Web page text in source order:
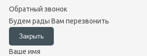
Обратный звонок
Будем рады Вам перезвонить
Ваше имя